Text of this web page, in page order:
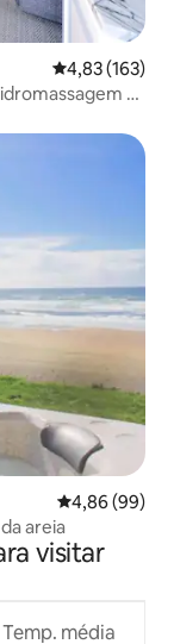
4,83 de uma
4,83 (163)
e
4,86 de uma
4,86 (99)
areia
visitar
Temp. média